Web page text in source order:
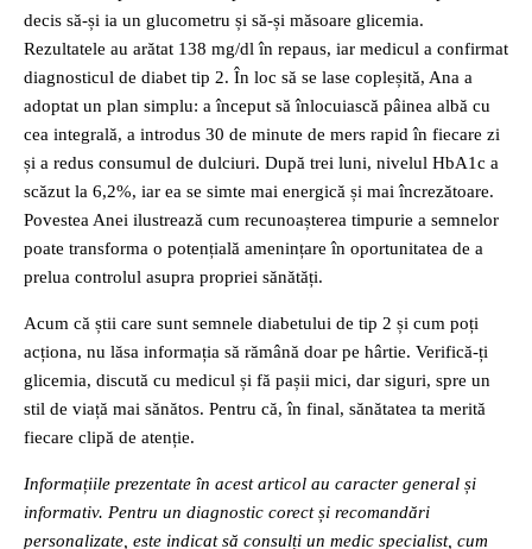
decis să-și ia un glucometru și să-și măsoare glicemia.
Rezultatele au arătat 138 mg/dl în repaus, iar medicul a confirmat
diagnosticul de diabet tip 2. În loc să se lase copleșită, Ana a
adoptat un plan simplu: a început să înlocuiască pâinea albă cu
cea integrală, a introdus 30 de minute de mers rapid în fiecare zi
și a redus consumul de dulciuri. După trei luni, nivelul HbA1c a
scăzut la 6,2%, iar ea se simte mai energică și mai încrezătoare.
Povestea Anei ilustrează cum recunoașterea timpurie a semnelor
poate transforma o potențială amenințare în oportunitatea de a
prelua controlul asupra propriei sănătăți.
Acum că știi care sunt semnele diabetului de tip 2 și cum poți
acționa, nu lăsa informația să rămână doar pe hârtie. Verifică-ți
glicemia, discută cu medicul și fă pașii mici, dar siguri, spre un
stil de viață mai sănătos. Pentru că, în final, sănătatea ta merită
fiecare clipă de atenție.
Informațiile prezentate în acest articol au caracter general și
informativ. Pentru un diagnostic corect și recomandări
personalizate, este indicat să consulți un medic specialist, cum